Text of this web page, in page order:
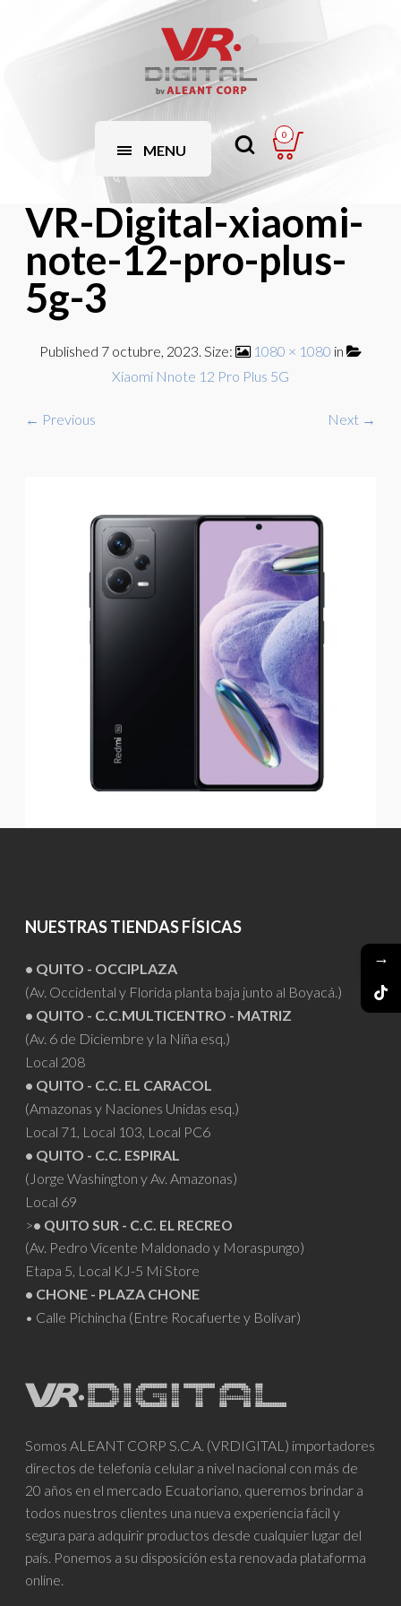
MENU
0
VR-Digital-xiaomi-
note-12-pro-plus-
5g-3
Published 7 octubre, 2023. Size: 1080 × 1080 in
Xiaomi Nnote 12 Pro Plus 5G
← Previous Next →
NUESTRAS TIENDAS FÍSICAS
• QUITO - OCCIPLAZA
(Av. Occidental y Florida planta baja junto al Boyacá.)
• QUITO - C.C.MULTICENTRO - MATRIZ
(Av. 6 de Diciembre y la Niña esq.)
Local 208
• QUITO - C.C. EL CARACOL
(Amazonas y Naciones Unidas esq.)
Local 71, Local 103, Local PC6
• QUITO - C.C. ESPIRAL
(Jorge Washington y Av. Amazonas)
Local 69
>• QUITO SUR - C.C. EL RECREO
(Av. Pedro Vicente Maldonado y Moraspungo)
Etapa 5, Local KJ-5 Mi Store
• CHONE - PLAZA CHONE
• Calle Pichincha (Entre Rocafuerte y Bolívar)
Somos ALEANT CORP S.C.A. (VRDIGITAL) importadores
directos de telefonía celular a nivel nacional con más de
20 años en el mercado Ecuatoriano, queremos brindar a
todos nuestros clientes una nueva experiencia fácil y
segura para adquirir productos desde cualquier lugar del
país. Ponemos a su disposición esta renovada plataforma
online.
→